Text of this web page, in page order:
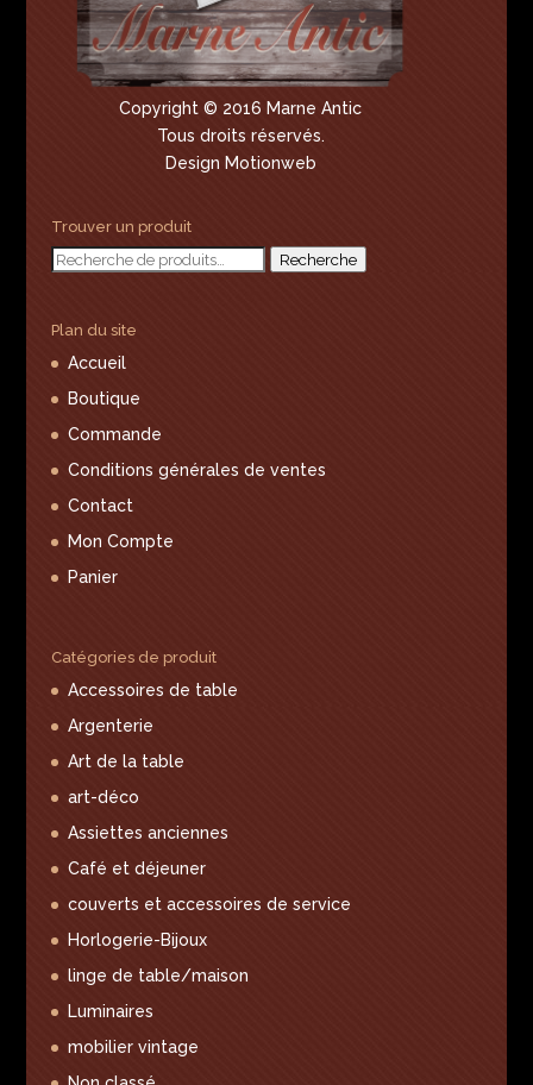
Copyright © 2016 Marne Antic
Tous droits réservés.
Design Motionweb
Trouver un produit
Recherche
Recherche
Plan du site
Accueil
Boutique
Commande
Conditions générales de ventes
Contact
Mon Compte
Panier
Catégories de produit
Accessoires de table
Argenterie
Art de la table
art-déco
Assiettes anciennes
Café et déjeuner
couverts et accessoires de service
Horlogerie-Bijoux
linge de table/maison
Luminaires
mobilier vintage